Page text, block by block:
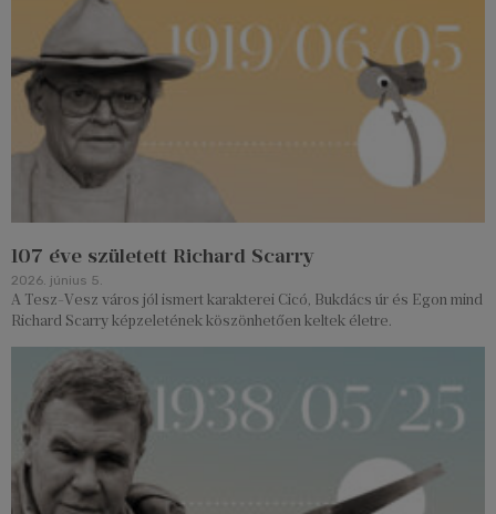
107 éve született Richard Scarry
2026. június 5.
A Tesz-Vesz város jól ismert karakterei Cicó, Bukdács úr és Egon mind
Richard Scarry képzeletének köszönhetően keltek életre.